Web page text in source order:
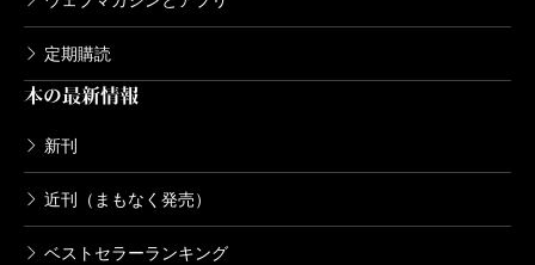
定期購読
本の最新情報
新刊
近刊（まもなく発売）
ベストセラーランキング